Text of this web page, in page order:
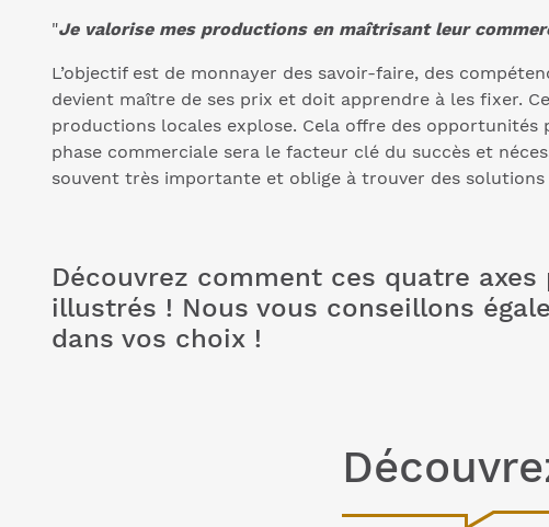
"Je valorise mes productions en maîtrisant leur
L’objectif est de monnayer des savoir-faire, des
devient maître de ses prix et doit apprendre à les fixer.
productions locales explose. Cela offre des
phase commerciale sera le facteur clé du succès et
souvent très importante et oblige à trouver des solutions
Découvrez comment ces quatre
illustrés ! Nous vous conseillons
dans vos choix !